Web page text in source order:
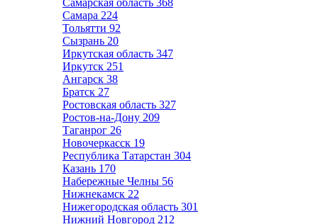
Самарская область 368
Самара 224
Тольятти 92
Сызрань 20
Иркутская область 347
Иркутск 251
Ангарск 38
Братск 27
Ростовская область 327
Ростов-на-Дону 209
Таганрог 26
Новочеркасск 19
Республика Татарстан 304
Казань 170
Набережные Челны 56
Нижнекамск 22
Нижегородская область 301
Нижний Новгород 212